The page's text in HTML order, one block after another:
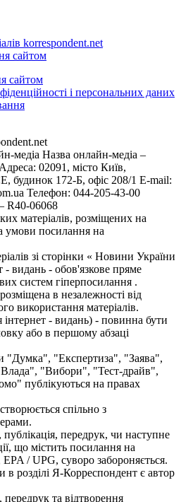
korrespondent.net
сайтом
сайтом
і персональних даних
медіа Назва онлайн-медіа –
02091, місто Київ,
172-Б, офіс 208/1 E-mail:
Телефон: 044-205-43-00
R40-06068
матеріалів, розміщених на
умови посилання на
зі сторінки « Новини України
- видань - обов'язкове пряме
систем гіперпосилання .
в незалежності від
використання матеріалів.
інтернет - видань) - повинна бути
або в першому абзаці
"Думка", "Експертиза", "Заява",
"Вибори", "Тест-драйв",
публікуються на правах
спільно з
передрук, чи наступне
що містить посилання на
/ UPG, суворо забороняється.
в розділі Я-Корреспондент є автор
та відтворення